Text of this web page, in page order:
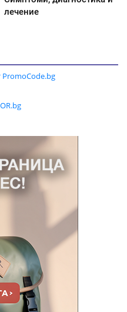
лечение